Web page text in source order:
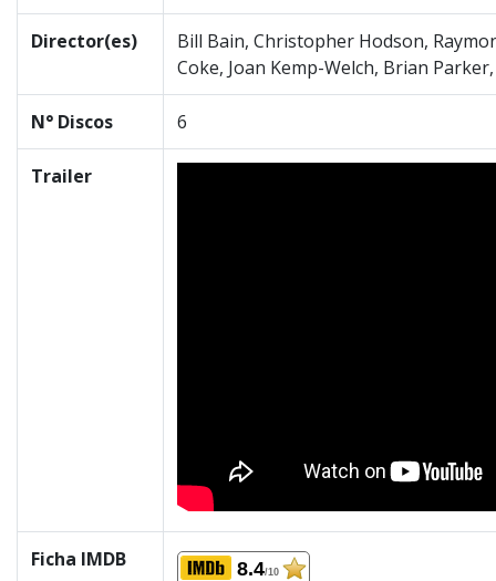
Director(es)
Bill Bain, Christopher Hodson,
Coke, Joan Kemp-Welch, Brian
N° Discos 6
Trailer
Ficha IMDB 8.4/10